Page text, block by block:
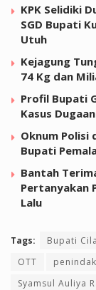
KPK Selidiki
SGD Bupati
Utuh
Kejagung
74 Kg dan
Profil Bupati
Kasus
Oknum Polisi
Bupati
Bantah
Pertanyakan
Lalu
Tags: Bupati
OTT
Syamsul Auliya